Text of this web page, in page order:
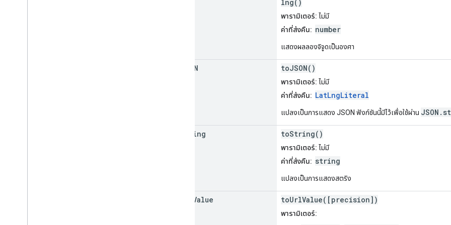
lng()
พารามิเตอร์: ไม่มี
ค่าที่ส่งคืน: number
แสดงผลลองจิจูดเป็นองศา
JSON toJSON()
พารามิเตอร์: ไม่มี
ค่าที่ส่งคืน: LatLngLiteral
แปลงเป็นการแสดง JSON ฟังก์ชันนี้มีไว้เพื่อใช้ผ่าน
String toString()
พารามิเตอร์: ไม่มี
ค่าที่ส่งคืน: string
แปลงเป็นการแสดงสตริง
Value toUrlValue([precision])
พารามิเตอร์: